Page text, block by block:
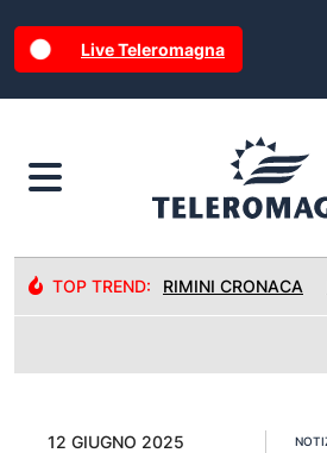
Live Teleromagna
TOP TREND: RIMINI CRONACA
12 GIUGNO 2025